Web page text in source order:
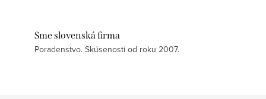
Sme slovenská firma
Poradenstvo. Skúsenosti od roku 2007.